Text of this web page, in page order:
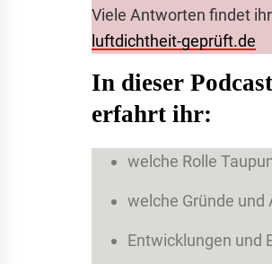
Viele Antworten findet
luftdichtheit-geprüft.de
In dieser
erfahrt ihr:
welche Rolle
welche Gründe
Entwicklungen und